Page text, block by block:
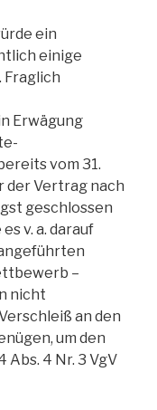
ein
einige
Erwägung
vom 31.
der Vertrag nach
geschlossen
v. a. darauf
–
nicht
an den
um den
Abs. 4 Nr. 3 VgV